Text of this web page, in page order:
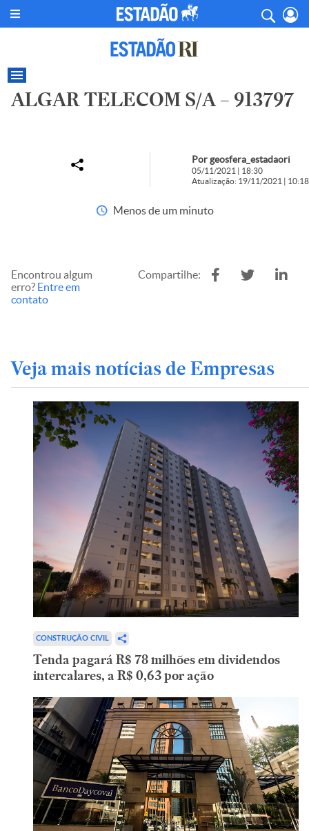
ALGAR TELECOM S/A – 913797
Por geosfera_estadaori
05/11/2021 | 18:30
Atualização: 19/11/2021 | 10:18
Menos de um minuto
Encontrou algum
erro? Entre em
contato
Compartilhe:
Veja mais notícias de Empresas
CONSTRUÇÃO CIVIL
Tenda pagará R$ 78 milhões em dividendos
intercalares, a R$ 0,63 por ação